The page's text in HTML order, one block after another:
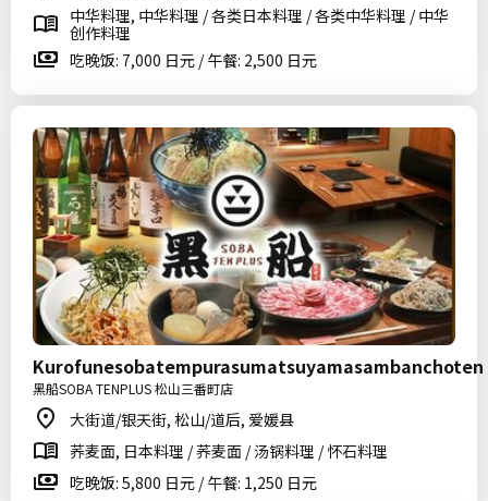
中华料理, 中华料理 / 各类日本料理 / 各类中华料理 / 中华
创作料理
吃晚饭: 7,000 日元 / 午餐: 2,500 日元
Kurofunesobatempurasumatsuyamasambanchoten
黑船SOBA TENPLUS 松山三番町店
大街道/银天街, 松山/道后, 爱媛县
荞麦面, 日本料理 / 荞麦面 / 汤锅料理 / 怀石料理
吃晚饭: 5,800 日元 / 午餐: 1,250 日元